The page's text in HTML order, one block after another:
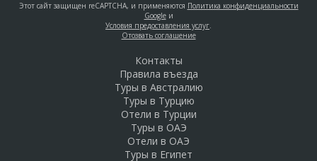
Этот сайт защищен reCAPTCHA, и применяются Политика конфиденциальности
Googleи
Условия предоставления услуг.
Отозвать соглашение
Контакты
Правила въезда
Туры в Австралию
Туры в Турцию
Отели в Турции
Туры в ОАЭ
Отели в ОАЭ
Туры в Египет